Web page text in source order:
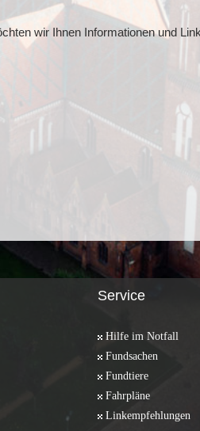
wir Ihnen Informationen und
Service
Hilfe im Notfall
Fundsachen
Fundtiere
Fahrpläne
Linkempfehlungen